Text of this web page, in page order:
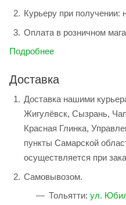
Курьеру при
Оплата в розничном
Подробнее
Доставка
Доставка нашими
Жигулёвск, Сызрань,
Красная Глинка,
пункты Самарской
осуществляется при
Самовывозом.
Тольятти: ул.